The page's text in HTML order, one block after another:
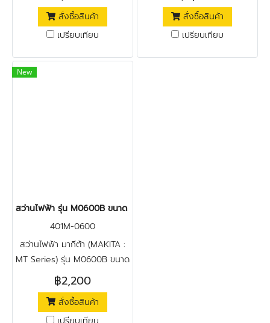
สั่งซื้อสินค้า
เปรียบเทียบ
สั่งซื้อสินค้า
เปรียบเทียบ
New
สว่านไฟฟ้า รุ่น M0600B ขนาด 3/8 นิ้ว 350 วัตต์ MAKITA
401M-0600
สว่านไฟฟ้า มากีต้า (MAKITA :
MT Series) รุ่น M0600B ขนาด
3/8 นิ้ว (10 มม.) กำลังไฟฟ้า
350 วัตต์ สมรรถนะในการเจาะ
เหล็ก 10 มม. สมรรถนะในการ
เจาะไม้ 20 มม. ความเร็วรอบตัว
฿2,200
สั่งซื้อสินค้า